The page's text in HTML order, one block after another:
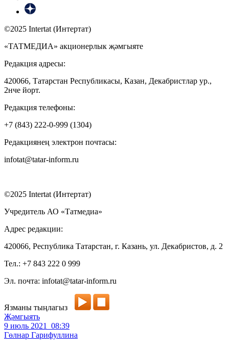
©2025 Intertat (Интертат)
«ТАТМЕДИА» акционерлык җәмгыяте
Редакция адресы:
420066, Татарстан Республикасы, Казан, Декабристлар ур.,
2нче йорт.
Редакция телефоны:
+7 (843) 222-0-999 (1304)
Редакциянең электрон почтасы:
infotat@tatar-inform.ru
©2025 Intertat (Интертат)
Учредитель АО «Татмедиа»
Адрес редакции:
420066, Республика Татарстан, г. Казань, ул. Декабристов, д. 2
Тел.: +7 843 222 0 999
Эл. почта: infotat@tatar-inform.ru
Язманы тыңлагыз
Җәмгыять
9 июль 2021 08:39
Гөлнар Гарифуллина